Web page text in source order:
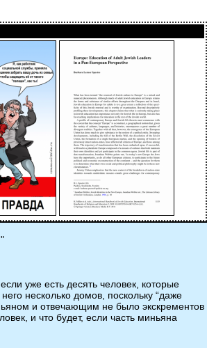
уже есть десять человек, которые
несколько домов, поскольку “даже
и отвечающим не было экскрементов
и что будет, если часть миньяна